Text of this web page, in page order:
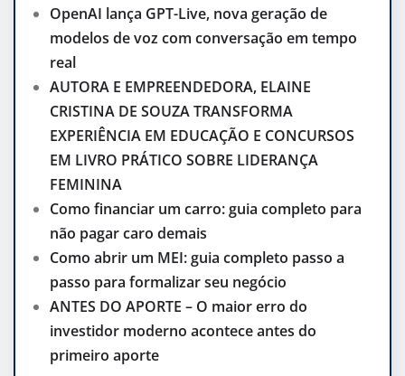
OpenAI lança GPT-Live, nova geração de
modelos de voz com conversação em tempo
real
AUTORA E EMPREENDEDORA, ELAINE
CRISTINA DE SOUZA TRANSFORMA
EXPERIÊNCIA EM EDUCAÇÃO E CONCURSOS
EM LIVRO PRÁTICO SOBRE LIDERANÇA
FEMININA
Como financiar um carro: guia completo para
não pagar caro demais
Como abrir um MEI: guia completo passo a
passo para formalizar seu negócio
ANTES DO APORTE – O maior erro do
investidor moderno acontece antes do
primeiro aporte